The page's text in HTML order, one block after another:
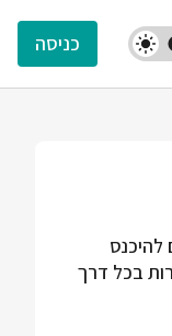
כניסה
להיכנס
בכל דרך